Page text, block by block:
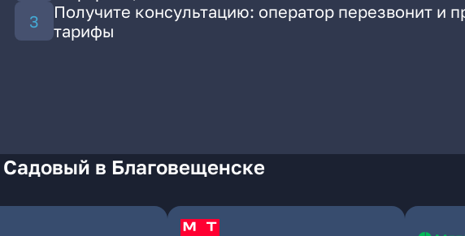
Получите консультацию: оператор перезвонит и
тарифы
в Благовещенске